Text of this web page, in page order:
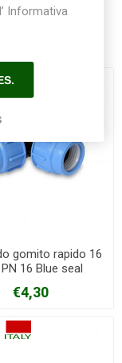
gomito rapido 16
16 Blue seal
€4,30
Informativa